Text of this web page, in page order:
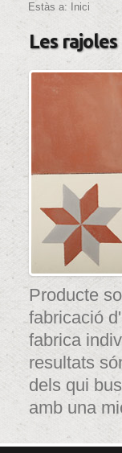
Estàs a: Inici
Les
Producte
fabricació
fabrica
resultats
dels qui
amb una